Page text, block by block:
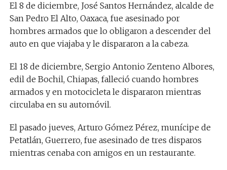
El 8 de diciembre, José Santos Hernández, alcalde de
San Pedro El Alto, Oaxaca, fue asesinado por
hombres armados que lo obligaron a descender del
auto en que viajaba y le dispararon a la cabeza.
El 18 de diciembre, Sergio Antonio Zenteno Albores,
edil de Bochil, Chiapas, falleció cuando hombres
armados y en motocicleta le dispararon mientras
circulaba en su automóvil.
El pasado jueves, Arturo Gómez Pérez, munícipe de
Petatlán, Guerrero, fue asesinado de tres disparos
mientras cenaba con amigos en un restaurante.